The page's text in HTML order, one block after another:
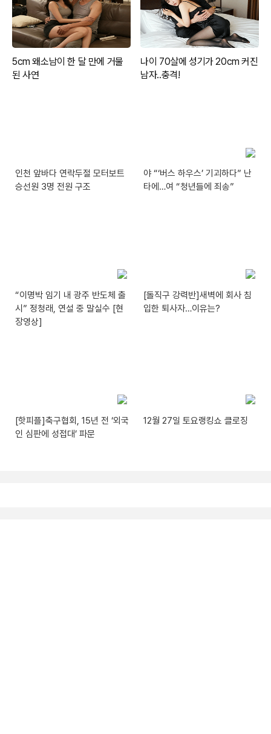
인천 앞바다 연락두절 모터보트
승선원 3명 전원 구조
야 “‘버스 하우스’ 기괴하다” 난
타에…여 “청년들에 죄송”
“이명박 임기 내 광주 반도체 출
시” 정청래, 연설 중 말실수 [현
장영상]
[돌직구 강력반]새벽에 회사 침
입한 퇴사자…이유는?
[핫피플]축구협회, 15년 전 ‘외국
인 심판에 성접대’ 파문
12월 27일 토요랭킹쇼 클로징